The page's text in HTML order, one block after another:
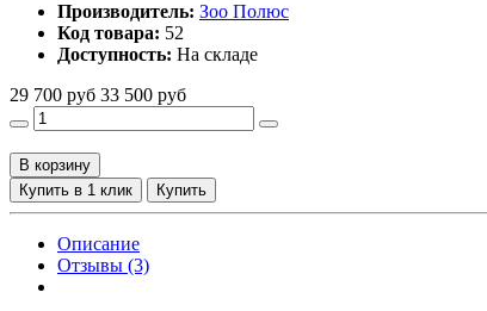
Производитель: Зоо Полюс
Код товара: 52
Доступность: На складе
29 700 руб 33 500 руб
В корзину
Купить в 1 клик
Купить
Описание
Отзывы (3)